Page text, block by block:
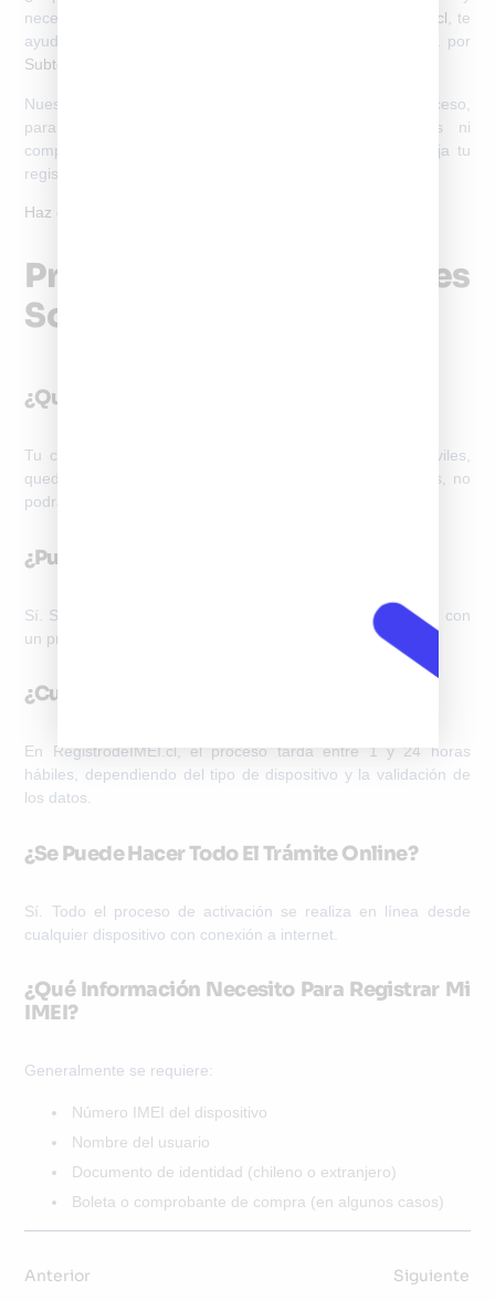
necesitas conectarlo a una red chilena? En
registrodeimei.cl, te
ayudamos a
registrar tu IMEI de forma segura, validada por
Subtel
Nuestro equipo especializado se encarga de todo el proceso,
para que puedas usar tu dispositivo sin bloqueos ni
complicaciones. Evita errores y trámites innecesarios:
deja tu
registro en manos de profesionales certificados
Haz clic aquí
Preguntas Frecuentes
Sobre Activar IMEI Chile
¿Qué Pasa Si No Activo Mi IMEI?
Tu celular podría ser bloqueado por las compañías móviles,
quedando sin posibilidad de conectarse a la red. Además, no
podrás reclamar fallas ante las operadoras.
¿Puedo Activar Un Celular Extranjero?
Sí. Solo necesitas que esté homologado y registrar su IMEI con
un proveedor autorizado.
¿Cuánto Tarda El Proceso De Activación?
En RegistrodeIMEI.cl, el proceso tarda entre 1 y 24 horas
hábiles, dependiendo del tipo de dispositivo y la validación de
los datos.
¿Se Puede Hacer Todo El Trámite Online?
Sí. Todo el proceso de activación se realiza en línea desde
cualquier dispositivo con conexión a internet.
¿Qué Información Necesito Para Registrar Mi
IMEI?
Generalmente se requiere:
Número IMEI del dispositivo
Nombre del usuario
Documento de identidad (chileno o extranjero)
Boleta o comprobante de compra (en algunos casos)
Anterior
Siguiente